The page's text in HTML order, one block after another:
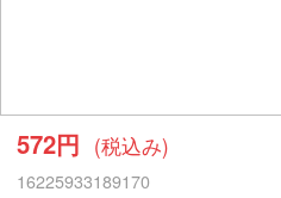
572円 (税込み)
16225933189170